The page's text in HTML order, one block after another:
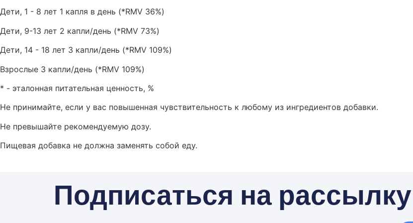
Дети, 1 - 8 лет 1 капля в день (*RMV 36%)
Дети, 9-13 лет 2 капли/день (*RMV 73%)
Дети, 14 - 18 лет 3 капли/день (*RMV 109%)
Взрослые 3 капли/день (*RMV 109%)
* - эталонная питательная ценность, %
Не принимайте, если у вас повышенная чувствительность к любому из ингредиентов добавки.
Не превышайте рекомендуемую дозу.
Пищевая добавка не должна заменять собой еду.
Подписаться на рассылку